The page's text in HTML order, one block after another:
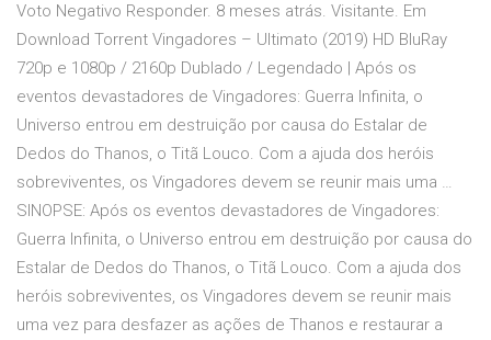
Voto Negativo Responder. 8 meses atrás. Visitante. Em
Download Torrent Vingadores – Ultimato (2019) HD BluRay
720p e 1080p / 2160p Dublado / Legendado | Após os
eventos devastadores de Vingadores: Guerra Infinita, o
Universo entrou em destruição por causa do Estalar de
Dedos do Thanos, o Titã Louco. Com a ajuda dos heróis
sobreviventes, os Vingadores devem se reunir mais uma …
SINOPSE: Após os eventos devastadores de Vingadores:
Guerra Infinita, o Universo entrou em destruição por causa do
Estalar de Dedos do Thanos, o Titã Louco. Com a ajuda dos
heróis sobreviventes, os Vingadores devem se reunir mais
uma vez para desfazer as ações de Thanos e restaurar a